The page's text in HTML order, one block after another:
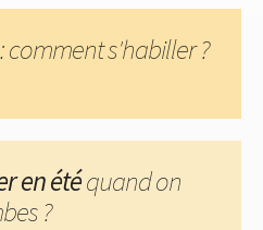
comment s'habiller ?
en étéquand on
?